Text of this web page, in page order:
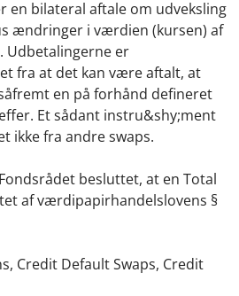
en bilateral aftale om udveksling
ændringer i værdien (kursen) af
er
fra at det kan være aftalt, at
en på forhånd defineret
Et sådant instru&shy;ment
ikke fra andre swaps.
besluttet, at en Total
af værdipapirhandelslovens §
Credit Default Swaps, Credit